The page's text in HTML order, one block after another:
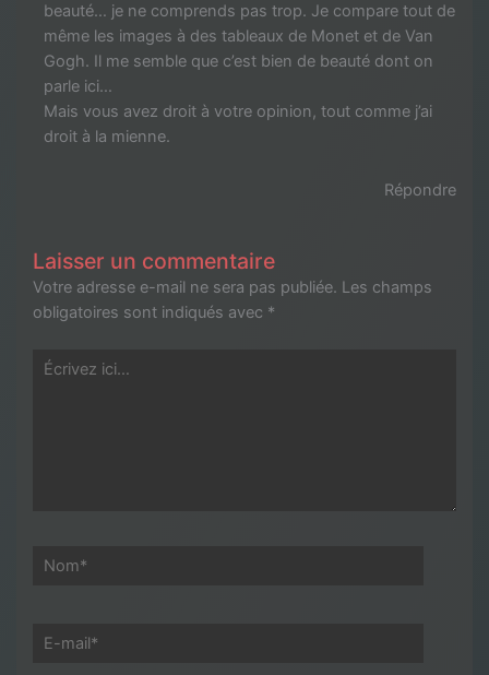
beauté… je ne comprends pas trop. Je compare tout de
même les images à des tableaux de Monet et de Van
Gogh. Il me semble que c’est bien de beauté dont on
parle ici…
Mais vous avez droit à votre opinion, tout comme j’ai
droit à la mienne.
Répondre
Laisser un commentaire
Votre adresse e-mail ne sera pas publiée. Les champs
obligatoires sont indiqués avec *
Écrivez
Nom*
E-